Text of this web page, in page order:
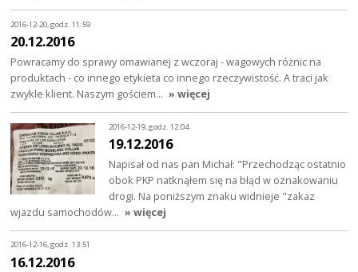
2016-12-20, godz. 11:59
20.12.2016
Powracamy do sprawy omawianej z wczoraj - wagowych różnic na
produktach - co innego etykieta co innego rzeczywistość. A traci jak
zwykle klient. Naszym gościem… » więcej
2016-12-19, godz. 12:04
19.12.2016
Napisał od nas pan Michał: "Przechodząc ostatnio
obok PKP natknąłem się na błąd w oznakowaniu
drogi. Na poniższym znaku widnieje "zakaz
wjazdu samochodów… » więcej
2016-12-16, godz. 13:51
16.12.2016